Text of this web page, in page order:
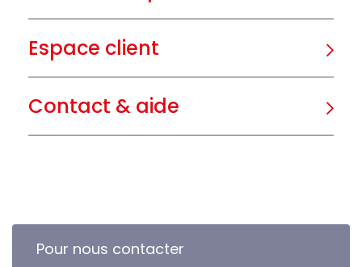
Espace client
Contact & aide
Pour nous contacter